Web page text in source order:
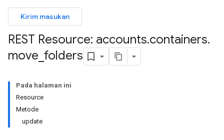
Kirim masukan
REST Resource: accounts.containers.
move folders
Pada halaman ini
Resource
Metode
update